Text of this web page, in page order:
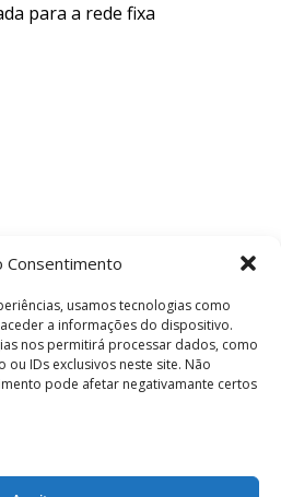
Consentimento
usamos tecnologias como
a informações do dispositivo.
nos permitirá processar dados, como
IDs exclusivos neste site. Não
pode afetar negativamante certos
para a rede fixa